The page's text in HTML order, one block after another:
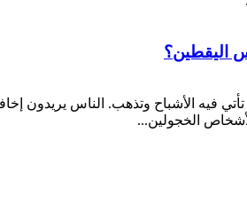
اليقطين؟
فيه الأشباح وتذهب. الناس يريدون
الخجولين...